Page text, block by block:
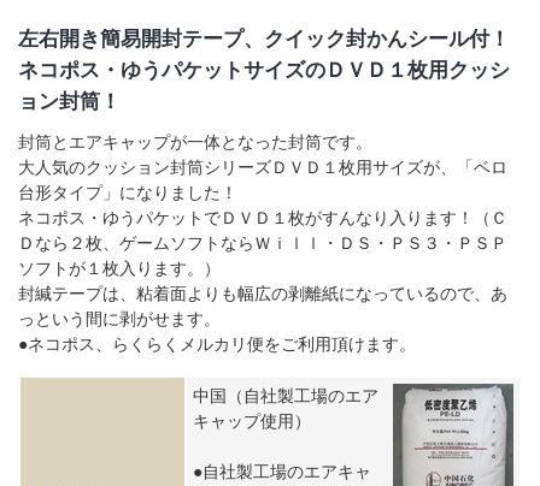
印刷・オリジナルサイズも可能です！大手コンタクトレン
ズメーカー「メニコン様」の受注から完成まではコチラ
リードタイム表（お届け日数）はコチラから。必ずクリッ
クしてご確認ください。
左右開き簡易開封テープ、クイック封かんシール付！
ネコポス・ゆうパケットサイズのＤＶＤ１枚用クッシ
ョン封筒！
封筒とエアキャップが一体となった封筒です。
大人気のクッション封筒シリーズＤＶＤ１枚用サイズが、「ベロ
台形タイプ」になりました！
ネコポス・ゆうパケットでＤＶＤ１枚がすんなり入ります！（Ｃ
Ｄなら２枚、ゲームソフトならＷｉｌｌ・ＤＳ・ＰＳ３・ＰＳＰ
ソフトが１枚入ります。）
封緘テープは、粘着面よりも幅広の剥離紙になっているので、あ
っという間に剥がせます。
●ネコポス、らくらくメルカリ便をご利用頂けます。
中国（自社製工場のエア
キャップ使用）
●自社製工場のエアキャ